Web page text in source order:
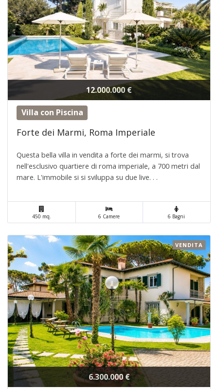
12.000.000 €
Villa con Piscina
Forte dei Marmi, Roma Imperiale
Questa bella villa in vendita a forte dei marmi, si trova
nell'esclusivo quartiere di roma imperiale, a 700 metri dal
mare. L'immobile si si sviluppa su due live. . .
450 mq. 6 Camere 6 Bagni
6.300.000 €
VENDITA